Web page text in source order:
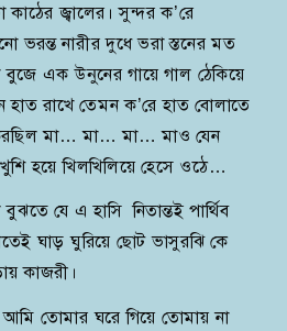
জ্বালের। সুন্দর ক’রে
ভরন্ত নারীর দুধে ভরা স্তনের মত
এক উনুনের গায়ে গাল ঠেকিয়ে
হাত রাখে তেমন ক’রে হাত বোলাতে
মা… মা… মা… মাও যেন
হয়ে খিলখিলিয়ে হেসে ওঠে…
যে এ হাসি নিতান্তই পার্থিব
ঘাড় ঘুরিয়ে ছোট ভাসুরঝি কে
কাজরী।
তোমার ঘরে গিয়ে তোমায় না